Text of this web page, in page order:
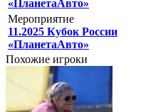
«ПланетаАвто»
Мероприятие
11.2025 Кубок России
«ПланетаАвто»
Похожие игроки